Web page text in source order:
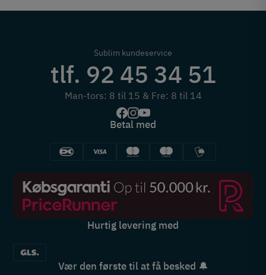
Sublim kundeservice
tlf. 92 45 34 51
Man-tors: 8 til 15 & Fre: 8 til 14
Betal med
Hurtig levering med
Vær den første til at få besked 🔔